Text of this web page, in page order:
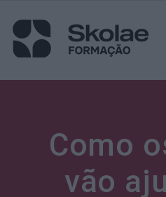
Como
vão